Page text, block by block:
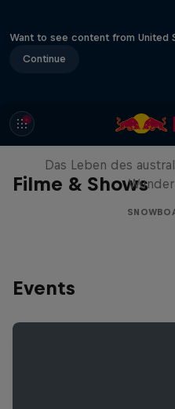
Want to see content from United
Continue
Filme & Shows
Volare:
Das Leben des
Events